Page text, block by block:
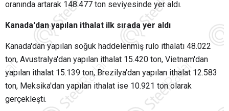
oranında artarak 148.477 ton seviyesinde yer aldı.
Kanada'dan yapılan ithalat ilk sırada yer aldı
Kanada'dan yapılan soğuk haddelenmiş rulo ithalatı 48.022
ton, Avustralya'dan yapılan ithalat 15.420 ton, Vietnam'dan
yapılan ithalat 15.139 ton, Brezilya'dan yapılan ithalat 12.583
ton, Meksika'dan yapılan ithalat ise 10.921 ton olarak
gerçekleşti.